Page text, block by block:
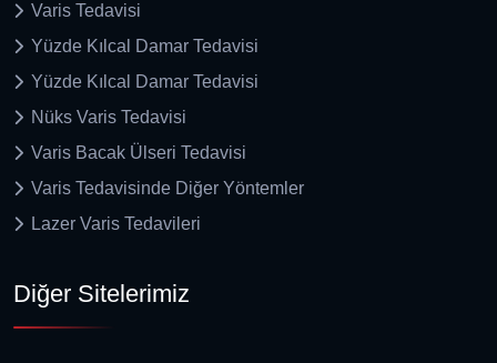
Varis Tedavisi
Yüzde Kılcal Damar Tedavisi
Yüzde Kılcal Damar Tedavisi
Nüks Varis Tedavisi
Varis Bacak Ülseri Tedavisi
Varis Tedavisinde Diğer Yöntemler
Lazer Varis Tedavileri
Diğer Sitelerimiz